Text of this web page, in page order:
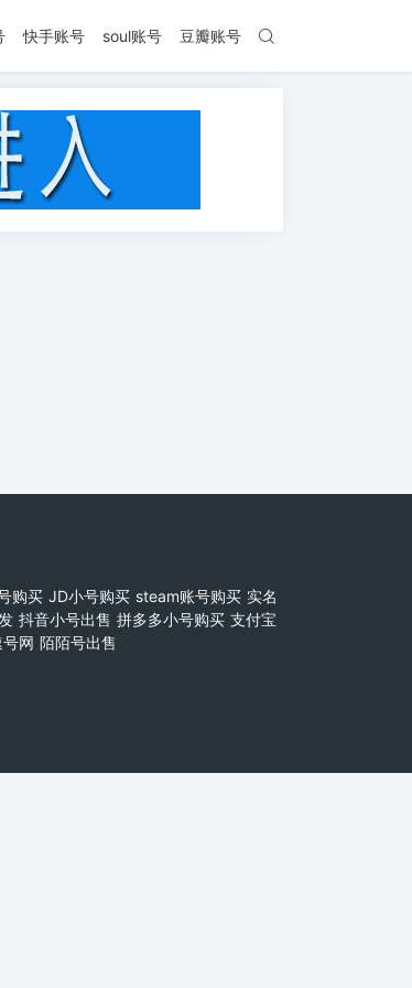
快手账号 soul账号 豆瓣账号
购买 JD小号购买 steam账号购买 实名
抖音小号出售 拼多多小号购买 支付宝
网 陌陌号出售